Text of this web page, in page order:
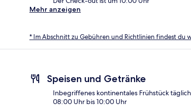
Mehr anzeigen
* Im Abschnitt zu Gebühren und Richtlinien findest du
Speisen und Getränke
Inbegriffenes kontinentales Frühstück
08:00 Uhr bis 10:00 Uhr